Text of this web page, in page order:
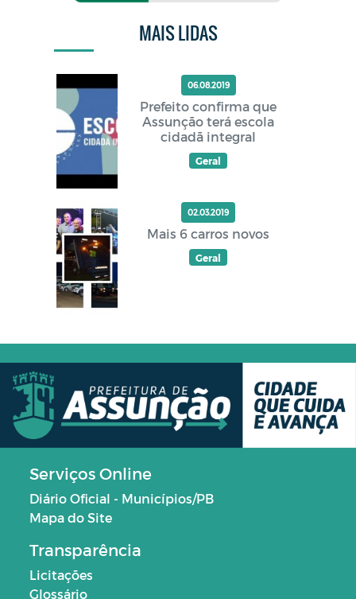
MAIS LIDAS
06.08.2019
Prefeito confirma que
Assunção terá escola
cidadã integral
Geral
02.03.2019
Mais 6 carros novos
Geral
Serviços Online
Diário Oficial - Municípios/PB
Mapa do Site
Transparência
Licitações
Glossário